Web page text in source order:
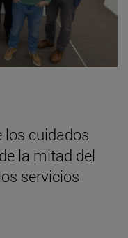
los cuidados
la mitad del
servicios